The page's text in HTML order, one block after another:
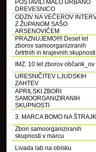
POSTAVILI MALO URBANO
DREVESNICO
ODZIV NA VEČEROV
Z ŽUPANOM SAŠO
ARSENOVIČEM
PRAZNUJEMO!!!! Deset let
zborov samoorganiziranih
četrtnih in krajevnih skupnosti
IMZ: 10 let zborov občank_ov
URESNIČITEV LJUDSKIH
ZAHTEV
APRILSKI ZBORI
SAMOORGANIZIRANIH
SKUPNOSTI
3. MARCA BOMO NA
Zbori samoorganiziranih
skupnosti v marcu
Livada lab na obisku